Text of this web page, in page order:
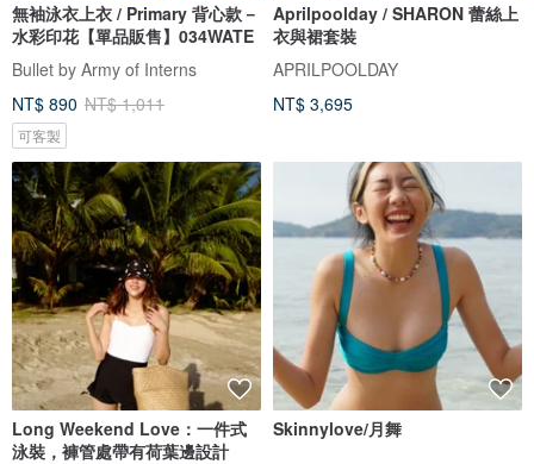
無袖泳衣上衣 / Primary 背心款－
水彩印花【單品販售】034WATE
Bullet by Army of Interns
NT$ 890 NT$ 1,011
可客製
Aprilpoolday / SHARON 蕾絲上
衣與裙套裝
APRILPOOLDAY
NT$ 3,695
Long Weekend Love：一件式
泳裝，褲管處帶有荷葉邊設計
Skinnylove/月舞